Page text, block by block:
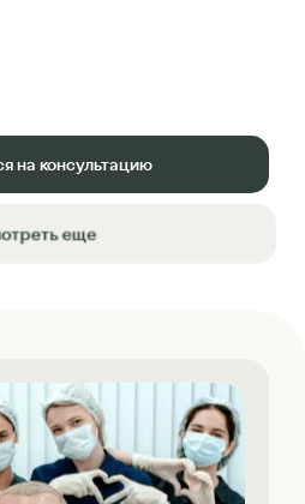
на консультацию
еще